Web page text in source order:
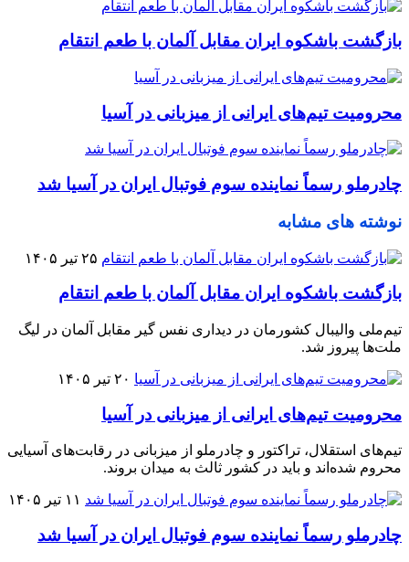
بازگشت باشکوه ایران مقابل آلمان با طعم انتقام
محرومیت تیم‌های ایرانی از میزبانی در آسیا
چادرملو رسماً نماینده سوم فوتبال ایران در آسیا شد
نوشته های مشابه
۲۵ تیر ۱۴۰۵
بازگشت باشکوه ایران مقابل آلمان با طعم انتقام
تیم‌ملی والیبال کشورمان در دیداری نفس گیر مقابل آلمان در لیگ
ملت‌ها پیروز شد.
۲۰ تیر ۱۴۰۵
محرومیت تیم‌های ایرانی از میزبانی در آسیا
تیم‌های استقلال، تراکتور و چادرملو از میزبانی در رقابت‌های آسیایی
محروم شده‌اند و باید در کشور ثالث به میدان بروند.
۱۱ تیر ۱۴۰۵
چادرملو رسماً نماینده سوم فوتبال ایران در آسیا شد